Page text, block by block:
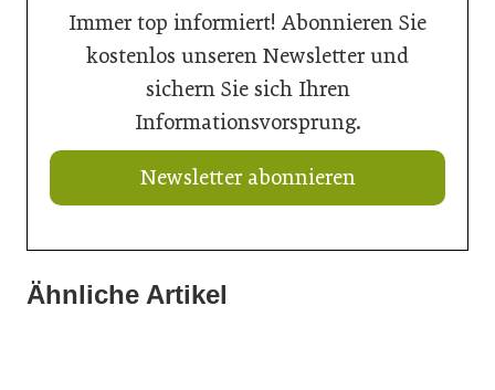
Immer top informiert! Abonnieren Sie
kostenlos unseren Newsletter und
sichern Sie sich Ihren
Informationsvorsprung.
Newsletter abonnieren
Ähnliche Artikel
20. Juli 2026